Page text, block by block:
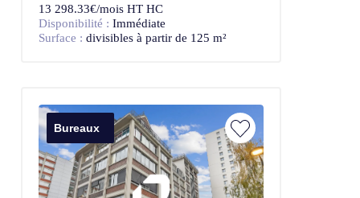
13 298.33€/mois HT HC
Disponibilité : Immédiate
Surface : divisibles à partir de 125 m²
Bureaux